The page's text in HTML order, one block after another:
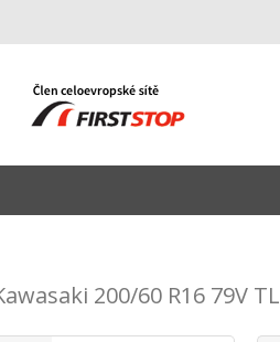
200/60 R16 79V TL